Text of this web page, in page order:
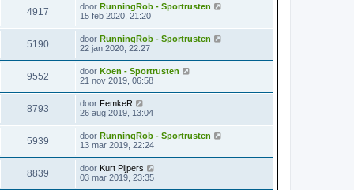
4917 door RunningRob - Sportrusten
15 feb 2020, 21:20
5190 door RunningRob - Sportrusten
22 jan 2020, 22:27
9552 door Koen - Sportrusten
21 nov 2019, 06:58
8793 door FemkeR
26 aug 2019, 13:04
5939 door RunningRob - Sportrusten
13 mar 2019, 22:24
8839 door Kurt Pijpers
03 mar 2019, 23:35